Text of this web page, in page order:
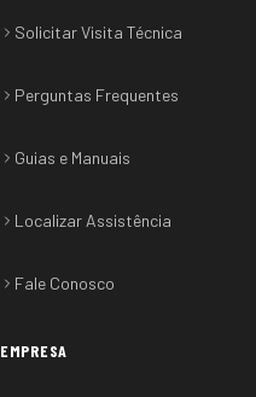
Solicitar Visita Técnica
Perguntas Frequentes
Guias e Manuais
Localizar Assistência
Fale Conosco
EMPRESA